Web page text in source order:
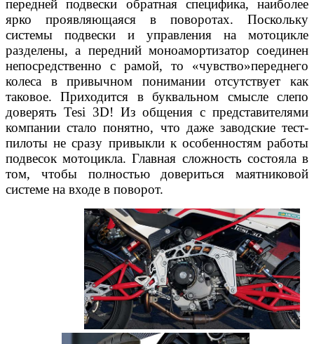
передней подвески обратная специфика, наиболее
ярко проявляющаяся в поворотах. Поскольку
системы подвески и управления на мотоцикле
разделены, а передний моноамортизатор соединен
непосредственно с рамой, то «чувство»переднего
колеса в привычном понимании отсутствует как
таковое. Приходится в буквальном смысле слепо
доверять Tesi 3D! Из общения с представителями
компании стало понятно, что даже заводские тест-
пилоты не сразу привыкли к особенностям работы
подвесок мотоцикла. Главная сложность состояла в
том, чтобы полностью довериться маятниковой
системе на входе в поворот.